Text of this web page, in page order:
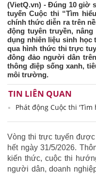
(VietQ.vn) - Đúng 10 giờ
tuyến Cuộc thi “Tìm
chính thức diễn ra trên
động tuyên truyền,
dụng nhiên liệu sinh
qua hình thức thi trực
đông đảo người dân
thông điệp sống xanh,
môi trường.
TIN LIÊN QUAN
Phát động Cuộc thi
Vòng thi trực tuyến
hết ngày 31/5/2026.
kiến thức, cuộc thi
người dân, doanh